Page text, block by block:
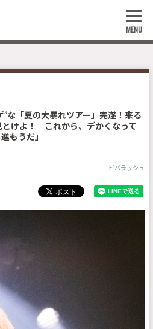
MENU
”な「夏の大暴れツアー」完遂！来る
とけよ！ これから、デかくなって
もうだ」
ビバラッシュ